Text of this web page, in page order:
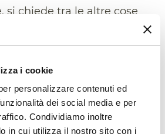
i cookie
personalizzare contenuti ed
dei social media e per
Condividiamo inoltre
in cui utilizza il nostro sito con i
si chiede tra le altre cose
fissazione biologica
l’uso di
la gestione sostenibile
azioni di mitigazione